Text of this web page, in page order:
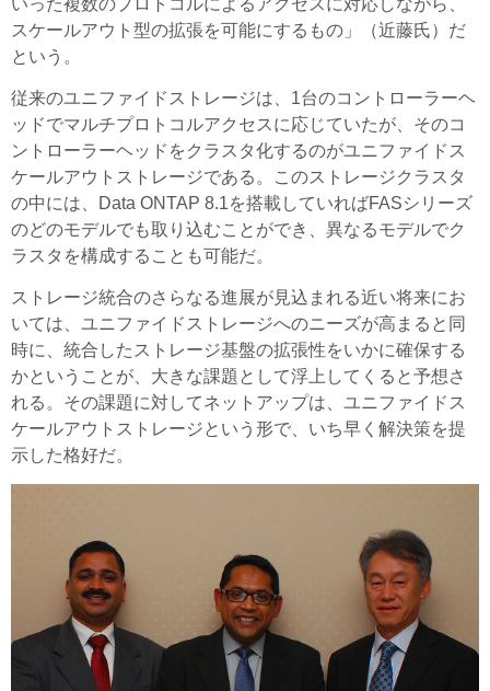
いった複数のプロトコルによるアクセスに対応しながら、
スケールアウト型の拡張を可能にするもの」（近藤氏）だ
という。
従来のユニファイドストレージは、1台のコントローラーヘ
ッドでマルチプロトコルアクセスに応じていたが、そのコ
ントローラーヘッドをクラスタ化するのがユニファイドス
ケールアウトストレージである。このストレージクラスタ
の中には、Data ONTAP 8.1を搭載していればFASシリーズ
のどのモデルでも取り込むことができ、異なるモデルでク
ラスタを構成することも可能だ。
ストレージ統合のさらなる進展が見込まれる近い将来にお
いては、ユニファイドストレージへのニーズが高まると同
時に、統合したストレージ基盤の拡張性をいかに確保する
かということが、大きな課題として浮上してくると予想さ
れる。その課題に対してネットアップは、ユニファイドス
ケールアウトストレージという形で、いち早く解決策を提
示した格好だ。